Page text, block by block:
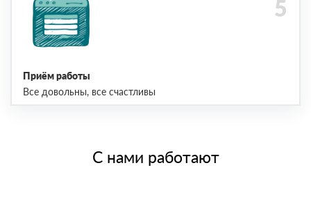
Приём работы
Все довольны, все счастливы
С нами работают